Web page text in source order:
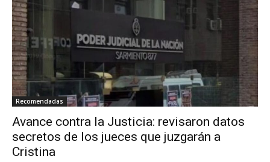
Recomendadas
Avance contra la Justicia: revisaron datos
secretos de los jueces que juzgarán a
Cristina